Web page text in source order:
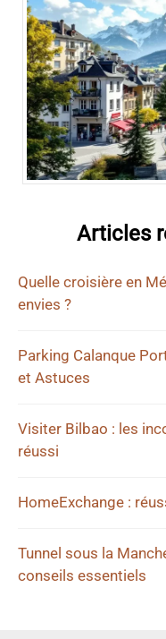
Articles
Quelle croisière en
envies ?
Parking Calanque
et Astuces
Visiter Bilbao : les
réussi
HomeExchange :
Tunnel sous la
conseils essentiels